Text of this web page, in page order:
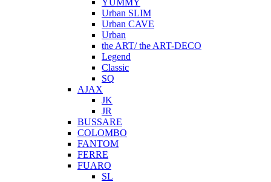
Urban SLIM
Urban CAVE
Urban
the ART/ the ART-DECO
Legend
Classic
SQ
AJAX
JK
JR
BUSSARE
COLOMBO
FANTOM
FERRE
FUARO
SL